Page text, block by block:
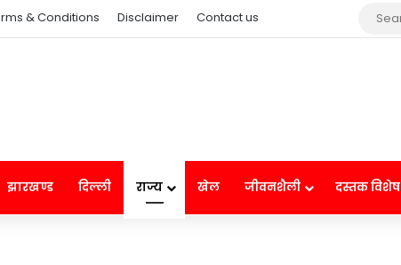
& Conditions Disclaimer Contact us
झारखण्ड दिल्ली राज्य खेल जीवनशैली दस्तक विशेष